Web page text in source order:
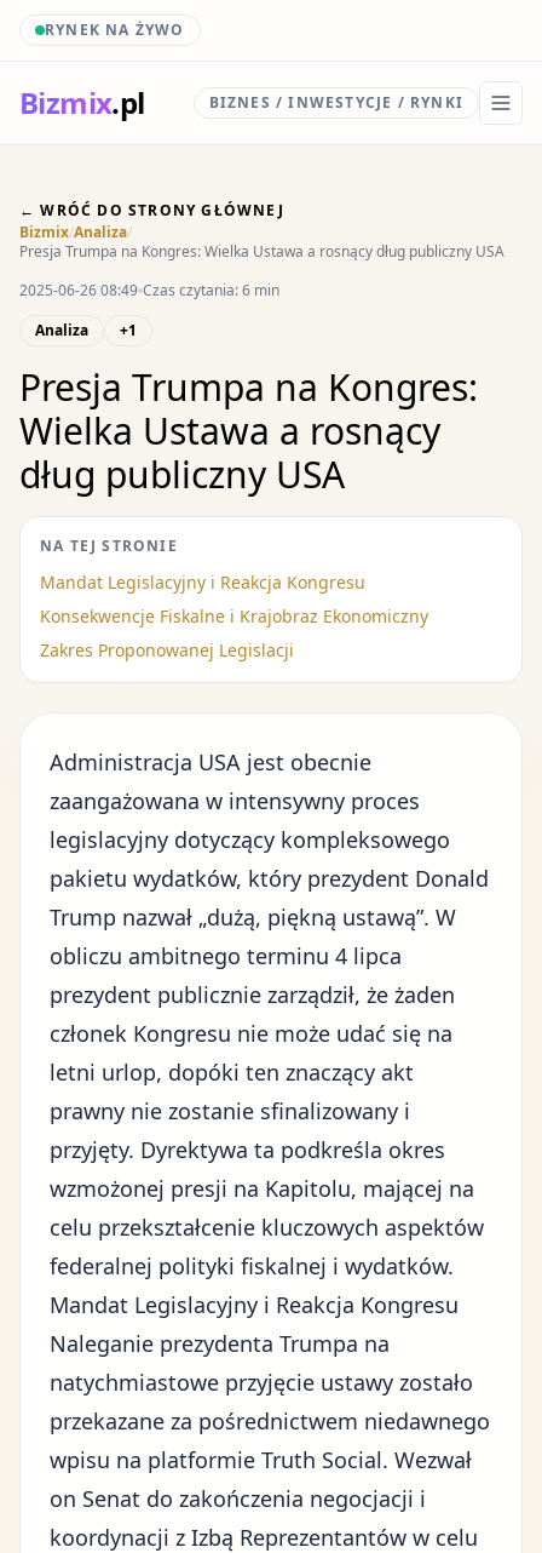
RYNEK NA ŻYWO
Bizmix.pl BIZNES / INWESTYCJE / RYNKI
← WRÓĆ DO STRONY GŁÓWNEJ
Bizmix/Analiza/
Presja Trumpa na Kongres: Wielka Ustawa a rosnący dług publiczny USA
2025-06-26 08:49 Czas czytania: 6 min
Analiza
+1
Presja Trumpa na Kongres:
Wielka Ustawa a rosnący
dług publiczny USA
NA TEJ STRONIE
Mandat Legislacyjny i Reakcja Kongresu
Konsekwencje Fiskalne i Krajobraz Ekonomiczny
Zakres Proponowanej Legislacji
Administracja USA jest obecnie
zaangażowana w intensywny proces
legislacyjny dotyczący kompleksowego
pakietu wydatków, który prezydent Donald
Trump nazwał „dużą, piękną ustawą”. W
obliczu ambitnego terminu 4 lipca
prezydent publicznie zarządził, że żaden
członek Kongresu nie może udać się na
letni urlop, dopóki ten znaczący akt
prawny nie zostanie sfinalizowany i
przyjęty. Dyrektywa ta podkreśla okres
wzmożonej presji na Kapitolu, mającej na
celu przekształcenie kluczowych aspektów
federalnej polityki fiskalnej i wydatków.
Mandat Legislacyjny i Reakcja Kongresu
Naleganie prezydenta Trumpa na
natychmiastowe przyjęcie ustawy zostało
przekazane za pośrednictwem niedawnego
wpisu na platformie Truth Social. Wezwał
on Senat do zakończenia negocjacji i
koordynacji z Izbą Reprezentantów w celu